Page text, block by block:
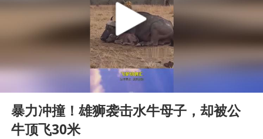
香港宏福苑火灾或由烟头引起
浙江台州《告全体市民书》
周末打虎 宋致远被查
郑丽文：台湾从来没有“独立”过
Play
暴力冲撞！雄狮袭击水牛母子，却被公
牛顶飞30米